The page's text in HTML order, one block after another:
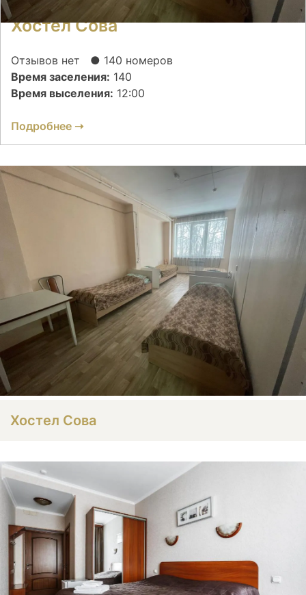
Хостел Сова
Отзывов нет
● 140 номеров
Время заселения: 140
Время выселения: 12:00
Подробнее ➝
Хостел Сова